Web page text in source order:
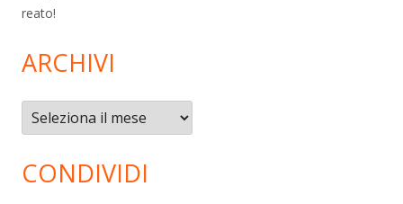
reato!
ARCHIVI
Archivi
CONDIVIDI